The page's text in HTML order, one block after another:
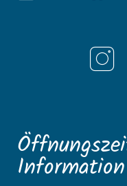
Information